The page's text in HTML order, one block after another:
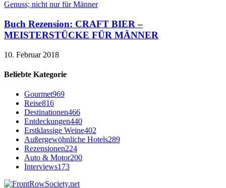
Buch Rezension: CRAFT BIER –
MEISTERSTÜCKE FÜR MÄNNER
10. Februar 2018
Beliebte Kategorie
Gourmet969
Reise816
Destinationen466
Entdeckungen440
Erstklassige Weine402
Außergewöhnliche Hotels289
Rezensionen224
Auto & Motor200
Interviews173